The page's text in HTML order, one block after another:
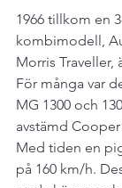
1966 tillkom en
kombimodell,
Morris Traveller,
För många var
MG 1300 och
avstämd
Med tiden en
på 160 km/h.